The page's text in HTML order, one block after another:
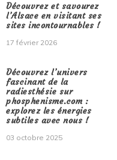
Découvrez et savourez
l’Alsace en visitant ses
sites incontournables !
17 février 2026
Découvrez l’univers
fascinant de la
radiesthésie sur
phosphenisme.com :
explorez les énergies
subtiles avec nous !
03 octobre 2025